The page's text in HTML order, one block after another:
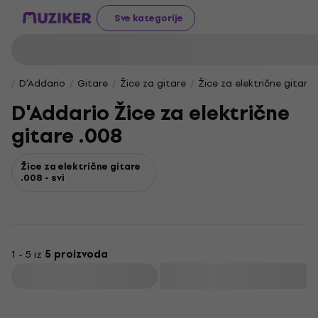
Sve kategorije
D'Addario Gitare Žice za gitare Žice za električne gitare
D'Addario Žice za električne
gitare .008
Žice za električne gitare
.008 - svi
1 - 5 iz 5 proizvoda